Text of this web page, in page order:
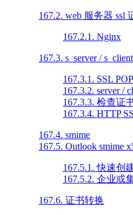
167.2. web 服务器 ssl
167.2.1. Nginx
167.3. s_server / s_client
167.3.1. SSL
167.3.2. server /
167.3.3. 检查证
167.3.4. HTTP
167.4. smime
167.5. Outlook smime
167.5.1. 快速创
167.5.2. 企业或
167.6. 证书转换